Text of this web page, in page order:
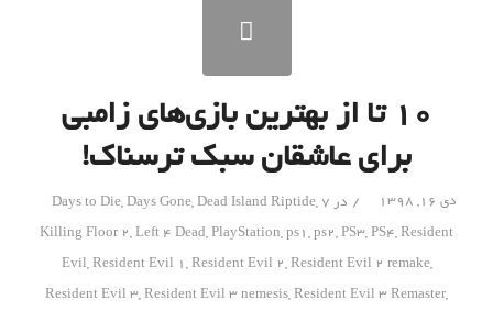
۱۰ تا از بهترین بازی‌های زامبی
برای عاشقان سبک ترسناک!
دی ۱۶, ۱۳۹۸ / در 7 Days to Die
,Days Gone,Dead Island Riptide,
Killing Floor 2,Left 4 Dead,PlayStation,ps1,ps2,PS3,PS4,Resident
Evil,Resident Evil 1,Resident Evil 2,Resident Evil 2 remake,
Resident Evil 3,Resident Evil 3 nemesis,Resident Evil 3 Remaster,